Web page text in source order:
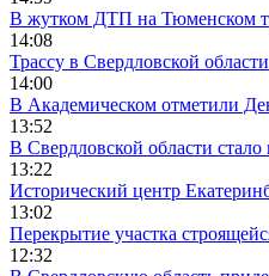
В жутком ДТП на Тюменском
14:08
Трассу в Свердловской
14:00
В Академическом отметили
13:52
В Свердловской области
13:22
Исторический центр
13:02
Перекрытие участка
12:32